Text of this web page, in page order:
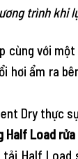
trình khi
cùng với
hơi ẩm ra
Dry thực
Half Load
Half Load